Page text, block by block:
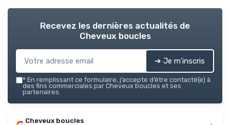
Recevez les dernières actualités de
Cheveux boucles
➔ Je m'inscris
* En remplissant ce formulaire, j’accepte d’être contacté(e) à
des fins commerciales par Cheveux boucles et ses
partenaires.
Cheveux boucles